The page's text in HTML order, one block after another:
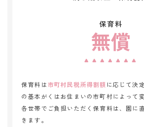
保育料
無償
保育料は市町村民税所得割額 に応じて決
の基本がくはお住まいの市町村によって
各世帯でご負担いただく保育料は、園に
きます。